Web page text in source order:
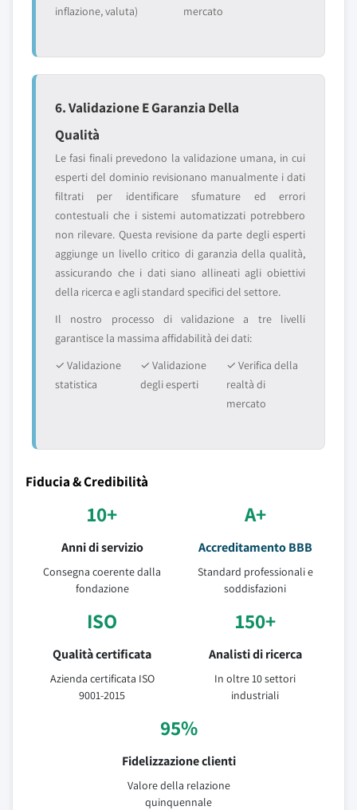
inflazione, valuta)
mercato
6. Validazione E Garanzia Della
Qualità
Le fasi finali prevedono la validazione umana, in cui
esperti del dominio revisionano manualmente i dati
filtrati per identificare sfumature ed errori
contestuali che i sistemi automatizzati potrebbero
non rilevare. Questa revisione da parte degli esperti
aggiunge un livello critico di garanzia della qualità,
assicurando che i dati siano allineati agli obiettivi
della ricerca e agli standard specifici del settore.
Il nostro processo di validazione a tre livelli
garantisce la massima affidabilità dei dati:
✓ Validazione
statistica
✓ Validazione
degli esperti
✓ Verifica della
realtà di
mercato
Fiducia & Credibilità
10+
Anni di servizio
Consegna coerente dalla
fondazione
A+
Accreditamento BBB
Standard professionali e
soddisfazioni
ISO
Qualità certificata
Azienda certificata ISO
9001-2015
150+
Analisti di ricerca
In oltre 10 settori
industriali
95%
Fidelizzazione clienti
Valore della relazione
quinquennale